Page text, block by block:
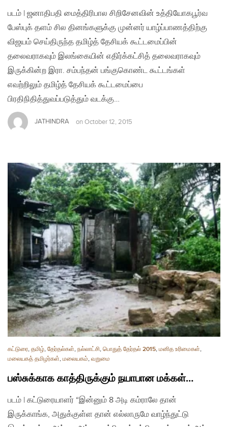
படம் | ஜனாதிபதி மைத்திரிபால சிறிசேனவின் உத்தியோகபூர்வ
பேஸ்புக் தளம் சில தினங்களுக்கு முன்னர் யாழ்ப்பாணத்திற்கு
விஜயம் செய்திருந்த தமிழ்த் தேசியக் கூட்டமைப்பின்
தலைவராகவும் இலங்கையின் எதிர்க்கட்சித் தலைவராகவும்
இருக்கின்ற இரா. சம்பந்தன் பங்குகொண்ட கூட்டங்கள்
எவற்றிலும் தமிழ்த் தேசியக் கூட்டமைப்பை
பிரதிநிதித்துவப்படுத்தும் வடக்கு…
JATHINDRA on October 12, 2015
கட்டுரை, தமிழ், தேர்தல்கள், நல்லாட்சி, பொதுத் தேர்தல் 2015, மனித உரிமைகள்,
மலையகத் தமிழர்கள், மலையகம், வறுமை
பஸ்சுக்காக காத்திருக்கும் நயாபான மக்கள்…
படம் | கட்டுரையாளர் “இன்னும் 8 அடி கம்ராலே தான்
இருக்காங்க, அதுக்குள்ள தான் எல்லாருமே வாழ்ந்துட்டு